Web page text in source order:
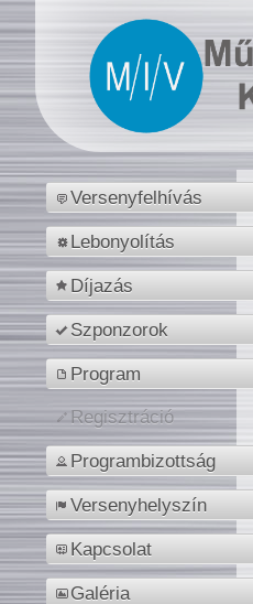
Versenyfelhívás
Lebonyolítás
Díjazás
Szponzorok
Program
Regisztráció
Programbizottság
Versenyhelyszín
Kapcsolat
Galéria